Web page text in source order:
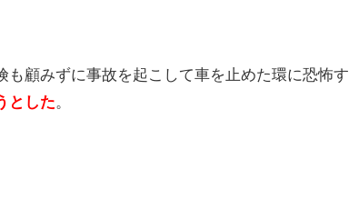
顧みずに事故を起こして車を止めた環に恐怖
とした